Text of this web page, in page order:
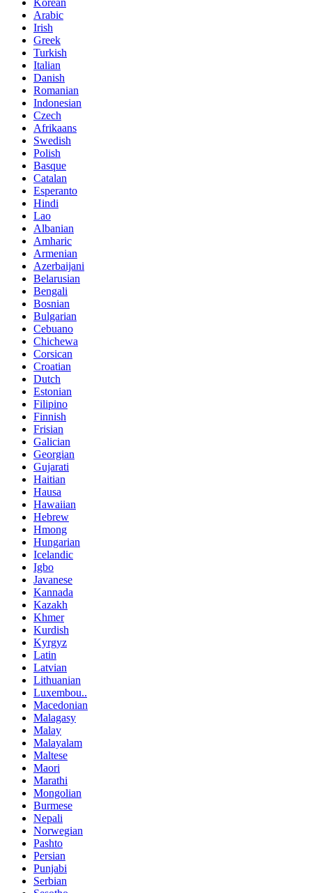
Arabic
Irish
Greek
Turkish
Italian
Danish
Romanian
Indonesian
Czech
Afrikaans
Swedish
Polish
Basque
Catalan
Esperanto
Hindi
Lao
Albanian
Amharic
Armenian
Azerbaijani
Belarusian
Bengali
Bosnian
Bulgarian
Cebuano
Chichewa
Corsican
Croatian
Dutch
Estonian
Filipino
Finnish
Frisian
Galician
Georgian
Gujarati
Haitian
Hausa
Hawaiian
Hebrew
Hmong
Hungarian
Icelandic
Igbo
Javanese
Kannada
Kazakh
Khmer
Kurdish
Kyrgyz
Latin
Latvian
Lithuanian
Luxembou..
Macedonian
Malagasy
Malay
Malayalam
Maltese
Maori
Marathi
Mongolian
Burmese
Nepali
Norwegian
Pashto
Persian
Punjabi
Serbian